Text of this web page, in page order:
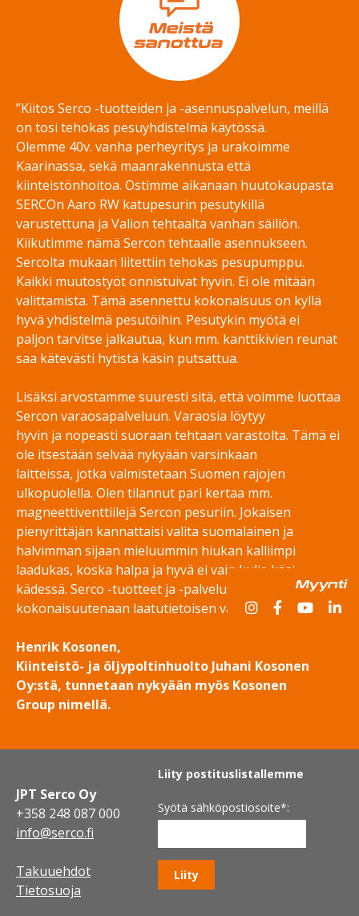
”Kiitos Serco -tuotteiden ja -asennuspalvelun, meillä
on tosi tehokas pesuyhdistelmä käytössä.
Olemme 40v. vanha perheyritys ja urakoimme
Kaarinassa, sekä maanrakennusta että
kiinteistönhoitoa. Ostimme aikanaan huutokaupasta
SERCOn Aaro RW katupesurin pesutykillä
varustettuna ja Valion tehtaalta vanhan säiliön.
Kiikutimme nämä Sercon tehtaalle asennukseen.
Sercolta mukaan liitettiin tehokas pesupumppu.
Kaikki muutostyöt onnistuivat hyvin. Ei ole mitään
valittamista. Tämä asennettu kokonaisuus on kyllä
hyvä yhdistelmä pesutöihin. Pesutykin myötä ei
paljon tarvitse jalkautua, kun mm. kanttikivien reunat
saa kätevästi hytistä käsin putsattua.
Lisäksi arvostamme suuresti sitä, että voimme luottaa
Sercon varaosapalveluun. Varaosia löytyy
hyvin ja nopeasti suoraan tehtaan varastolta. Tämä ei
ole itsestään selvää nykyään varsinkaan
laitteissa, jotka valmistetaan Suomen rajojen
ulkopuolella. Olen tilannut pari kertaa mm.
magneettiventtiilejä Sercon pesuriin. Jokaisen
pienyrittäjän kannattaisi valita suomalainen ja
halvimman sijaan mieluummin hiukan kalliimpi
laadukas, koska halpa ja hyvä ei vain kulje käsi
kädessä. Serco -tuotteet ja -palvelut ovat
kokonaisuutenaan laatutietoisen valinta.”
Henrik Kosonen,
Kiinteistö- ja öljypoltinhuolto Juhani Kosonen
Oy:stä, tunnetaan nykyään myös Kosonen
Group nimellä.
Myynti
JPT Serco Oy
+358 248 087 000
info@serco.fi
Takuuehdot
Tietosuoja
Liity postituslistallemme
Syötä sähköpostiosoite*: